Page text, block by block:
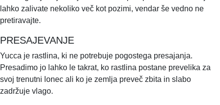
lahko zalivate nekoliko več kot pozimi, vendar še vedno ne
pretiravajte.
PRESAJEVANJE
Yucca je rastlina, ki ne potrebuje pogostega presajanja.
Presadimo jo lahko le takrat, ko rastlina postane prevelika za
svoj trenutni lonec ali ko je zemlja preveč zbita in slabo
zadržuje vlago.